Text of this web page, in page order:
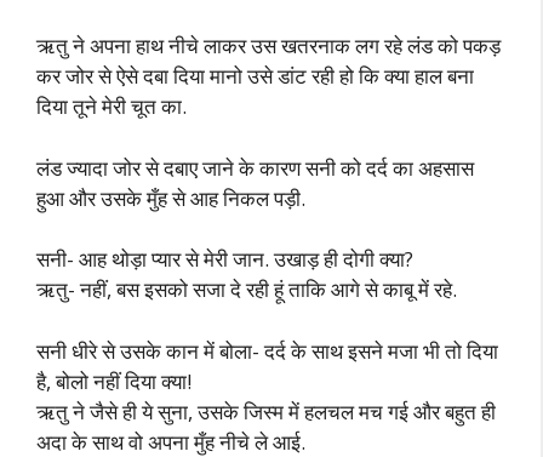
ऋतु ने अपना हाथ नीचे लाकर उस खतरनाक लग रहे लंड को पकड़
कर जोर से ऐसे दबा दिया मानो उसे डांट रही हो कि क्या हाल बना
दिया तूने मेरी चूत का.
लंड ज्यादा जोर से दबाए जाने के कारण सनी को दर्द का अहसास
हुआ और उसके मुँह से आह निकल पड़ी.
सनी- आह थोड़ा प्यार से मेरी जान. उखाड़ ही दोगी क्या?
ऋतु- नहीं, बस इसको सजा दे रही हूं ताकि आगे से काबू में रहे.
सनी धीरे से उसके कान में बोला- दर्द के साथ इसने मजा भी तो दिया
है, बोलो नहीं दिया क्या!
ऋतु ने जैसे ही ये सुना, उसके जिस्म में हलचल मच गई और बहुत ही
अदा के साथ वो अपना मुँह नीचे ले आई.